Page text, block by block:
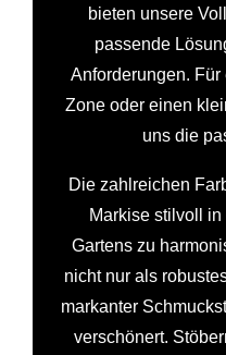
bieten unsere
passende
Anforderungen.
Zone oder einen
uns die
Die zahlreichen
Markise stilvoll
Gartens zu
nicht nur als
markanter
verschönert.